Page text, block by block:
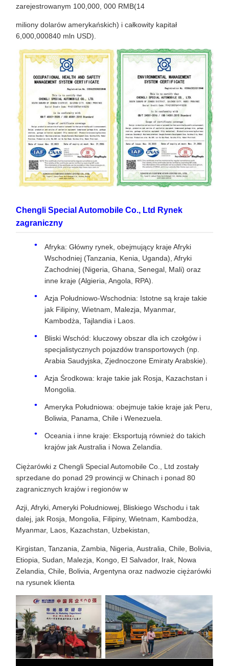
zarejestrowanym 100,000, 000 RMB(14
miliony dolarów amerykańskich) i całkowity kapitał
6,000,000840 mln USD).
Chengli Special Automobile Co., Ltd Rynek
zagraniczny
Afryka: Główny rynek, obejmujący kraje Afryki
Wschodniej (Tanzania, Kenia, Uganda), Afryki
Zachodniej (Nigeria, Ghana, Senegal, Mali) oraz
inne kraje (Algieria, Angola, RPA).
Azja Południowo-Wschodnia: Istotne są kraje takie
jak Filipiny, Wietnam, Malezja, Myanmar,
Kambodża, Tajlandia i Laos.
Bliski Wschód: kluczowy obszar dla ich czołgów i
specjalistycznych pojazdów transportowych (np.
Arabia Saudyjska, Zjednoczone Emiraty Arabskie).
Azja Środkowa: kraje takie jak Rosja, Kazachstan i
Mongolia.
Ameryka Południowa: obejmuje takie kraje jak Peru,
Boliwia, Panama, Chile i Wenezuela.
Oceania i inne kraje: Eksportują również do takich
krajów jak Australia i Nowa Zelandia.
Ciężarówki z Chengli Special Automobile Co., Ltd zostały
sprzedane do ponad 29 prowincji w Chinach i ponad 80
zagranicznych krajów i regionów w
Azji, Afryki, Ameryki Południowej, Bliskiego Wschodu i tak
dalej, jak Rosja, Mongolia, Filipiny, Wietnam, Kambodża,
Myanmar, Laos, Kazachstan, Uzbekistan,
Kirgistan, Tanzania, Zambia, Nigeria, Australia, Chile, Bolivia,
Etiopia, Sudan, Malezja, Kongo, El Salvador, Irak, Nowa
Zelandia, Chile, Bolivia, Argentyna oraz nadwozie ciężarówki
na rysunek klienta